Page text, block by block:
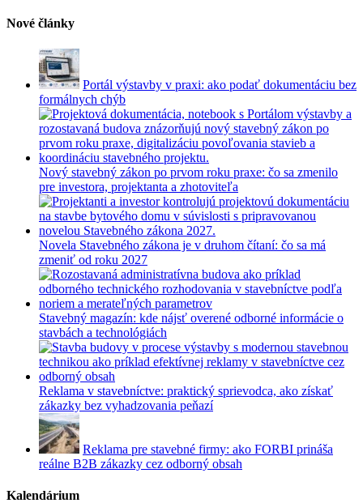
Nové články
Portál výstavby v praxi: ako podať dokumentáciu bez
formálnych chýb
Nový stavebný zákon po prvom roku praxe: čo sa zmenilo
pre investora, projektanta a zhotoviteľa
Novela Stavebného zákona je v druhom čítaní: čo sa má
zmeniť od roku 2027
Stavebný magazín: kde nájsť overené odborné informácie o
stavbách a technológiách
Reklama v stavebníctve: praktický sprievodca, ako získať
zákazky bez vyhadzovania peňazí
Reklama pre stavebné firmy: ako FORBI prináša
reálne B2B zákazky cez odborný obsah
Kalendárium